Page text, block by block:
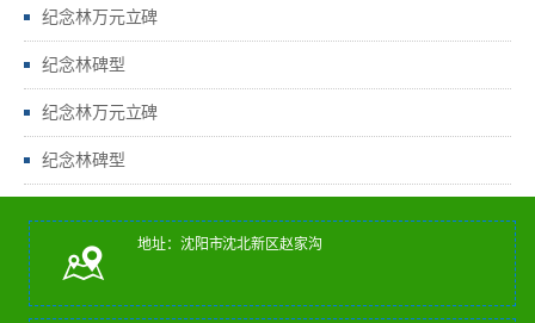
纪念林万元立碑
纪念林碑型
纪念林万元立碑
纪念林碑型
地址：沈阳市沈北新区赵家沟